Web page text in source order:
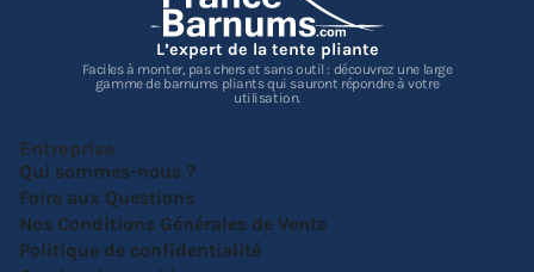
L’expert de la tente pliante
Faciles à monter, pas chers et sans outil : découvrez une large
gamme de barnums pliants qui sauront répondre à votre
utilisation.
Entreprise
Qui sommes-nous ?
Foire aux Questions
Nos Conditions Générales de Vente
Politique de confidentialité